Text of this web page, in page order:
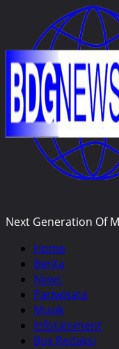
content
Next Generation Of
Primary
Menu
Home
Berita
News
Pariwisata
Musik
Infotainment
Box Redaksi